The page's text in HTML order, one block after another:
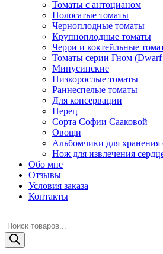
Томаты с антоцианом
Полосатые томаты
Черноплодные томаты
Крупноплодные томаты
Черри и коктейльные
Томаты серии Гном (Dwarf
Минусинские
Низкорослые томаты
Раннеспелые томаты
Для консервации
Перец
Сорта Софии Сааковой
Овощи
Альбомчики для хранения
Нож для извлечения
Обо мне
Отзывы
Условия заказа
Контакты
Поиск
товаров